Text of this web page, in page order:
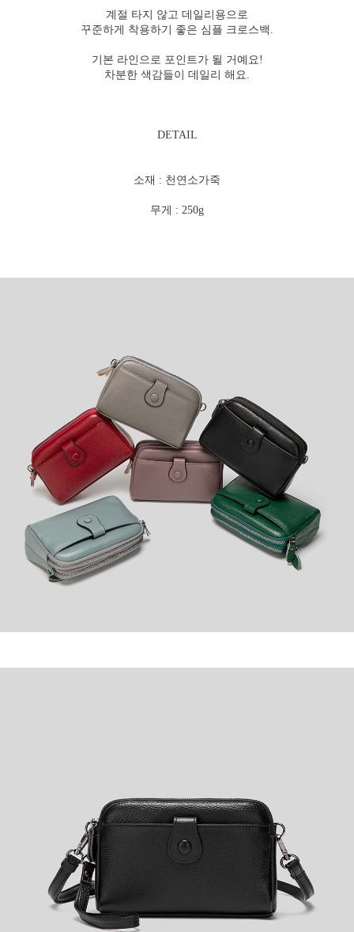
계절 타지 않고 데일리용으로
꾸준하게 착용하기 좋은 심플 크로스백.
기본 라인으로 포인트가 될 거예요!
차분한 색감들이 데일리 해요.
DETAIL
소재 : 천연소가죽
무게 : 250g